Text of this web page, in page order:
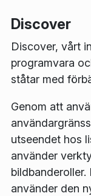
Discover
Discover, vårt
programvara
ståtar med
Genom att
utseendet hos
använder
använder den